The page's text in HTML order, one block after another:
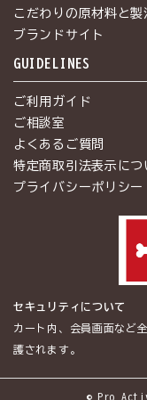
こだわりの原材料と製
ブランドサイト
GUIDELINES
ご利用ガイド
ご相談室
よくあるご質問
特定商取引法表示につ
プライバシーポリシー
セキュリティについて
カート内、会員画面など
護されます。
© Pro